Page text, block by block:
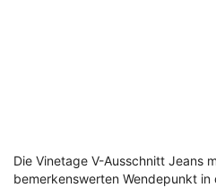
Die Vinetage V-Ausschnitt Jeans
bemerkenswerten Wendepunkt